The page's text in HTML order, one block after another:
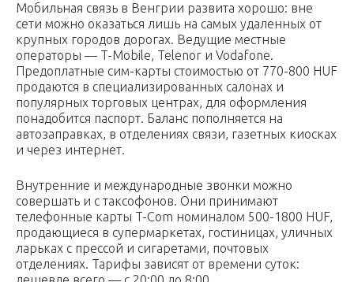
Мобильная связь в Венгрии развита хорошо: вне
сети можно оказаться лишь на самых удаленных от
крупных городов дорогах. Ведущие местные
операторы — T-Mobile, Telenor и Vodafone.
Предоплатные сим-карты стоимостью от 770-800 HUF
продаются в специализированных салонах и
популярных торговых центрах, для оформления
понадобится паспорт. Баланс пополняется на
автозаправках, в отделениях связи, газетных киосках
и через интернет.
Внутренние и международные звонки можно
совершать и с таксофонов. Они принимают
телефонные карты T-Com номиналом 500-1800 HUF,
продающиеся в супермаркетах, гостиницах, уличных
ларьках с прессой и сигаретами, почтовых
отделениях. Тарифы зависят от времени суток: